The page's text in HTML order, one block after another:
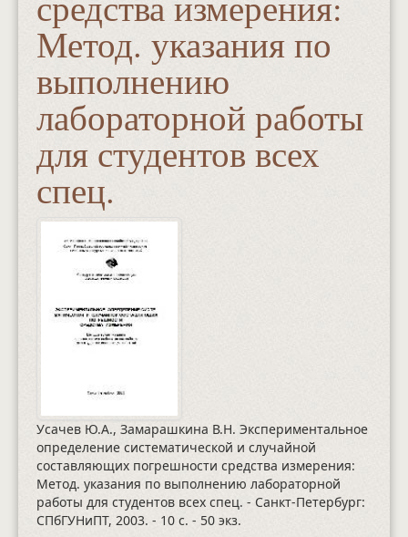
Метод. указания по
выполнению
лабораторной работы
для студентов всех
спец.
Усачев Ю.А., Замарашкина В.Н. Экспериментальное
определение систематической и случайной
составляющих погрешности средства измерения:
Метод. указания по выполнению лабораторной
работы для студентов всех спец. - Санкт-Петербург:
СПбГУНиПТ, 2003. - 10 с. - 50 экз.